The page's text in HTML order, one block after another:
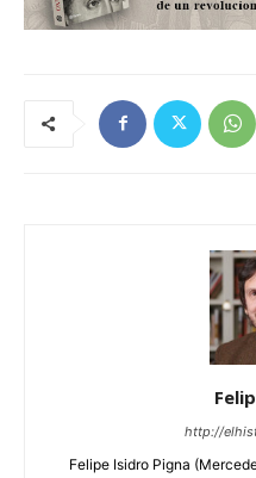
http://
Felipe Isidro Pigna